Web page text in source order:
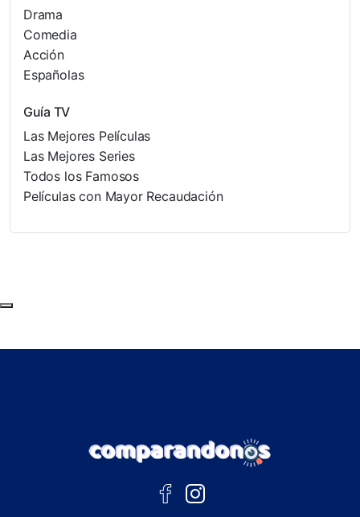
Drama
Comedia
Acción
Españolas
Guía TV
Las Mejores Películas
Las Mejores Series
Todos los Famosos
Películas con Mayor Recaudación